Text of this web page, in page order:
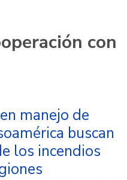
con
manejo de
buscan
los incendios